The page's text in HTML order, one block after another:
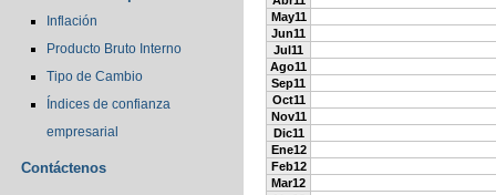
Inflación
Producto Bruto Interno
Tipo de Cambio
Índices de confianza
empresarial
Contáctenos
May11
Jun11
Jul11
Ago11
Sep11
Oct11
Nov11
Dic11
Ene12
Feb12
Mar12